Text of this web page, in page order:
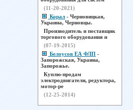
(11-20-2021)
Корал - Черновицкая,
Украина, Черновцы.
Производитель и поставщик
торгового оборудования н
(07-19-2015)
Белоусов ЕА ФЛП -
Запорожская, Украина,
Запорожье.
Куплю-продам
электродвигатели, редуктора,
мотор-ре
(12-25-2014)